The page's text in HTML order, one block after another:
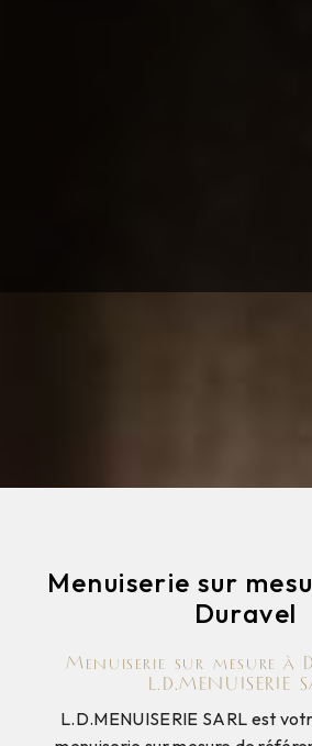
Menuiserie sur
Duravel
Menuiserie sur mesure à
L.D.MENUISERIE
L.D.MENUISERIE SARL est